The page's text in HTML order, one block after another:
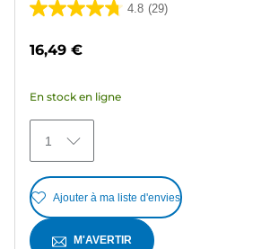
4.8 (29)
4.8
5
29
avis
16,49 €
En stock en ligne
1
Ajouter à ma liste d'envies
M'AVERTIR